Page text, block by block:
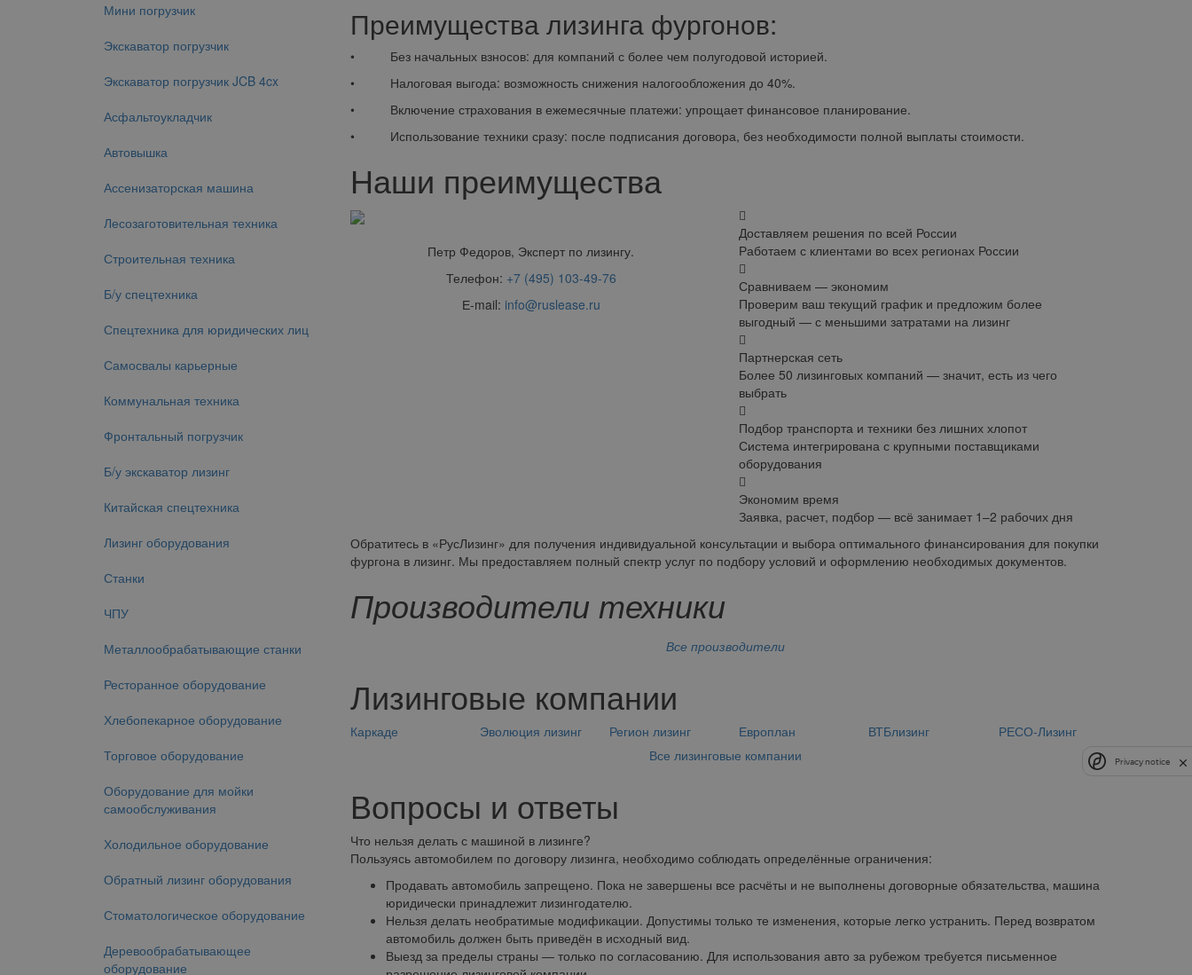
Мини погрузчик
Экскаватор погрузчик
Экскаватор погрузчик JCB 4cx
Асфальтоукладчик
Автовышка
Ассенизаторская машина
Лесозаготовительная техника
Строительная техника
Б/у спецтехника
Спецтехника для юридических лиц
Самосвалы карьерные
Коммунальная техника
Фронтальный погрузчик
Б/у экскаватор лизинг
Китайская спецтехника
Лизинг оборудования
Станки
ЧПУ
Металлообрабатывающие станки
Ресторанное оборудование
Хлебопекарное оборудование
Торговое оборудование
Оборудование для мойки
самообслуживания
Холодильное оборудование
Обратный лизинг оборудования
Стоматологическое оборудование
Деревообрабатывающее
оборудование
Преимущества лизинга фургонов:
• Без начальных взносов: для компаний с более чем полугодовой историей.
• Налоговая выгода: возможность снижения налогообложения до 40%.
• Включение страхования в ежемесячные платежи: упрощает финансовое планирование.
• Использование техники сразу: после подписания договора, без необходимости полной выплаты стоимости.
Наши преимущества
Петр Федоров, Эксперт по лизингу.
Телефон: +7 (495) 103-49-76
Е-mail: info@ruslease.ru
Доставляем решения по всей России
Работаем с клиентами во всех регионах России
Сравниваем — экономим
Проверим ваш текущий график и предложим более
выгодный — с меньшими затратами на лизинг
Партнерская сеть
Более 50 лизинговых компаний — значит, есть из чего
выбрать
Подбор транспорта и техники без лишних хлопот
Система интегрирована с крупными поставщиками
оборудования
Экономим время
Заявка, расчет, подбор — всё занимает 1–2 рабочих дня
Обратитесь в «РусЛизинг» для получения индивидуальной консультации и выбора оптимального финансирования для покупки
фургона в лизинг. Мы предоставляем полный спектр услуг по подбору условий и оформлению необходимых документов.
Производители техники
Все производители
Лизинговые компании
Каркаде Эволюция лизинг Регион лизинг Европлан ВТБлизинг
РЕСО-Лизинг
Все лизинговые компании
Вопросы и ответы
Что нельзя делать с машиной в лизинге?
Пользуясь автомобилем по договору лизинга, необходимо соблюдать определённые ограничения:
Продавать автомобиль запрещено. Пока не завершены все расчёты и не выполнены договорные обязательства, машина
юридически принадлежит лизингодателю.
Нельзя делать необратимые модификации. Допустимы только те изменения, которые легко устранить. Перед возвратом
автомобиль должен быть приведён в исходный вид.
Выезд за пределы страны — только по согласованию. Для использования авто за рубежом требуется письменное
Privacy notice